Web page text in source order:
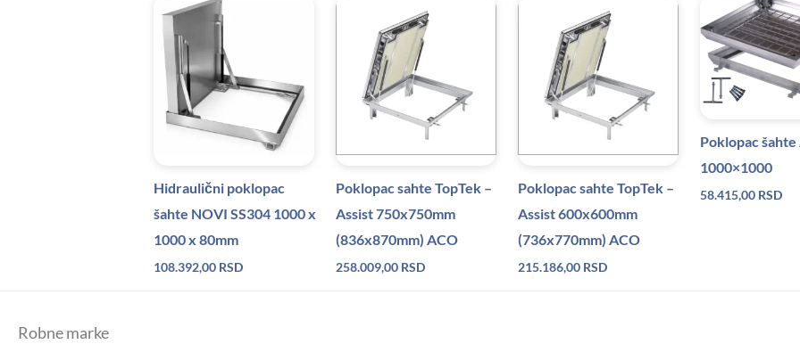
Hidraulični poklopac
šahte NOVI SS304 1000 x
1000 x 80mm
108.392,00 RSD
Poklopac sahte TopTek –
Assist 750x750mm
(836x870mm) ACO
258.009,00 RSD
Poklopac sahte TopTek –
Assist 600x600mm
(736x770mm) ACO
215.186,00 RSD
Poklopac šahte
1000×1000
58.415,00 RSD
Robne marke